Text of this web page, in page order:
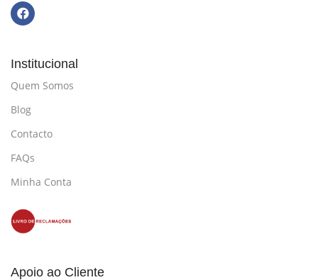
Institucional
Quem Somos
Blog
Contacto
FAQs
Minha Conta
Apoio ao Cliente